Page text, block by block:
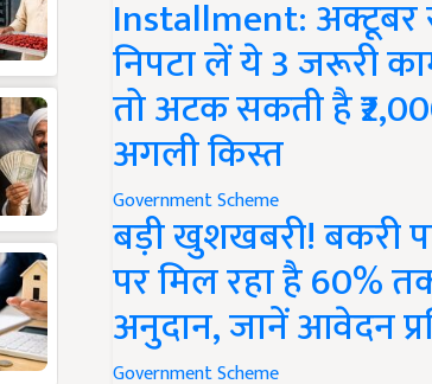
Installment:
निपटा लें ये 3 जरूरी
तो अटक सकती है
अगली किस्त
Government Scheme
बड़ी खुशखबरी! बकरी
पर मिल रहा है 60%
अनुदान, जानें आवेदन
Government Scheme